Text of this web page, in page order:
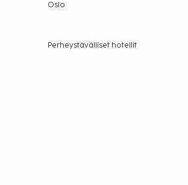
Oslo
Perheystävälliset hotellit